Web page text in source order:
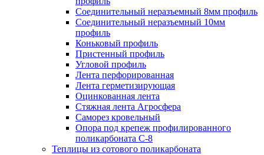
Соединительный неразъемный 8мм профиль
Соединительный неразъемный 10мм
профиль
Коньковый профиль
Пристенный профиль
Угловой профиль
Лента перфорированная
Лента герметизирующая
Оцинкованная лента
Стяжная лента Агросфера
Саморез кровельный
Опора под крепеж профилированного
поликарбоната С-8
Теплицы из сотового поликарбоната